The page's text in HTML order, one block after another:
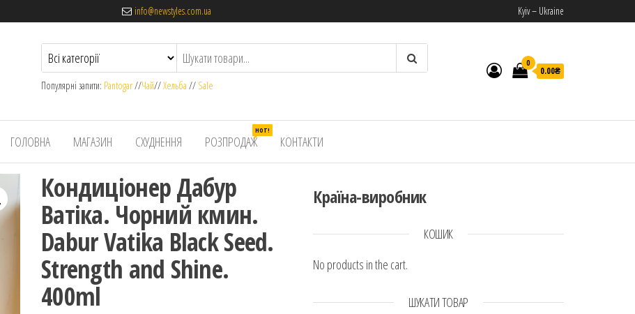
info@newstyles.com.ua Kyiv – Ukraine
Популярні запити: Pantogar//Чай//Хельба // Sale
0
0.00₴
ГОЛОВНА МАГАЗИН СХУДНЕННЯ РОЗПРОДАЖ
HOT!
КОНТАКТИ
Кондиціонер Дабур
Ватіка. Чорний кмин.
Dabur Vatika Black Seed.
Strength and Shine.
400ml
Країна-виробник
КОШИК
No products in the cart.
ШУКАТИ ТОВАР